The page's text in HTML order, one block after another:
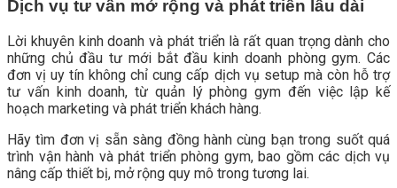
Dịch vụ tư vấn mở rộng và phát triển lâu dài
Lời khuyên kinh doanh và phát triển là rất quan trọng dành cho
những chủ đầu tư mới bắt đầu kinh doanh phòng gym. Các
đơn vị uy tín không chỉ cung cấp dịch vụ setup mà còn hỗ trợ
tư vấn kinh doanh, từ quản lý phòng gym đến việc lập kế
hoạch marketing và phát triển khách hàng.
Hãy tìm đơn vị sẵn sàng đồng hành cùng bạn trong suốt quá
trình vận hành và phát triển phòng gym, bao gồm các dịch vụ
nâng cấp thiết bị, mở rộng quy mô trong tương lai.